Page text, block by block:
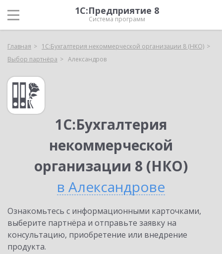
1С:Предприятие 8
Система программ
Главная
1С:Бухгалтерия некоммерческой организации 8 (НКО)
Выбор партнёра
Александров
1С:Бухгалтерия
некоммерческой
организации 8 (НКО)
в Александрове
Ознакомьтесь с информационными карточками,
выберите партнёра и отправьте заявку на
консультацию, приобретение или внедрение
продукта.